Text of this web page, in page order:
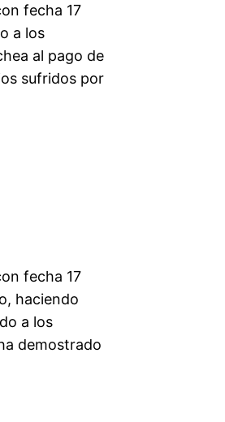
fecha 17
a los
al pago de
sufridos por
fecha 17
haciendo
a los
demostrado